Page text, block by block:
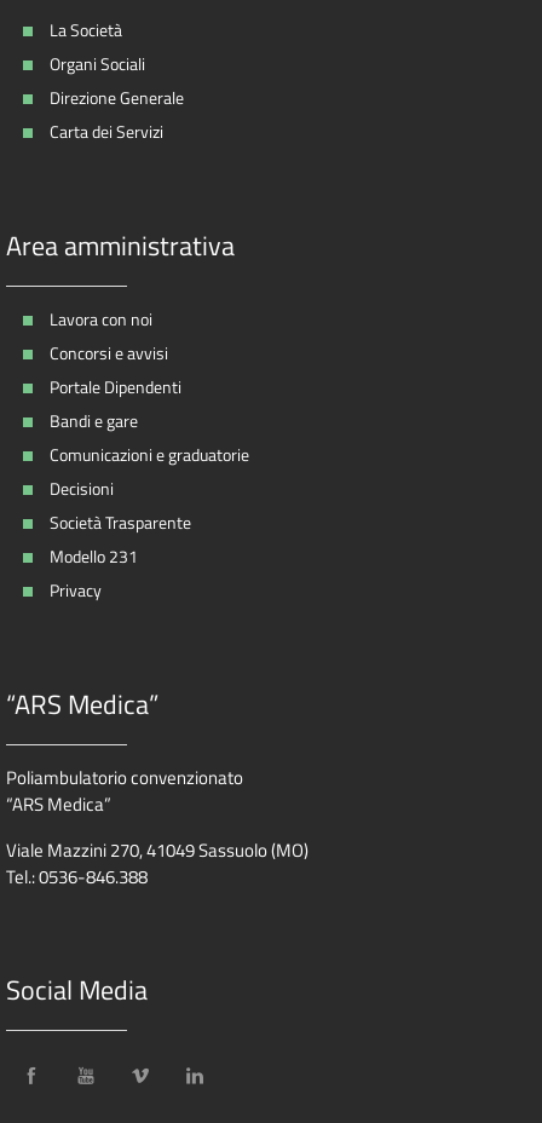
La Società
Organi Sociali
Direzione Generale
Carta dei Servizi
Area amministrativa
Lavora con noi
Concorsi e avvisi
Portale Dipendenti
Bandi e gare
Comunicazioni e graduatorie
Decisioni
Società Trasparente
Modello 231
Privacy
“ARS Medica”
Poliambulatorio convenzionato
“ARS Medica”
Viale Mazzini 270, 41049 Sassuolo (MO)
Tel.: 0536-846.388
Social Media